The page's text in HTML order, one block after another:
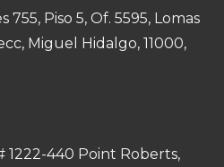
755, Piso 5, Of. 5595, Lomas
Miguel Hidalgo, 11000,
1222-440 Point Roberts,